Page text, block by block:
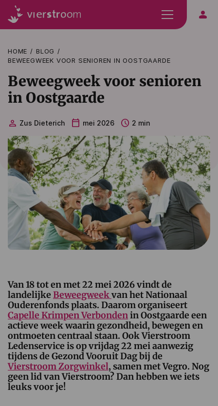
person
HOME
BLOG
BEWEEGWEEK VOOR SENIOREN IN OOSTGAARDE
Beweegweek voor senioren
in Oostgaarde
person Zus Dieterich calendar_today mei 2026 schedule 2 min
Van 18 tot en met 22 mei 2026 vindt de
landelijke Beweegweekvan het Nationaal
Ouderenfonds plaats. Daarom organiseert
Capelle Krimpen Verbondenin Oostgaarde een
actieve week waarin gezondheid, bewegen en
ontmoeten centraal staan. Ook Vierstroom
Ledenservice is op vrijdag 22 mei aanwezig
tijdens de Gezond Vooruit Dag bij de
Vierstroom Zorgwinkel, samen met Vegro. Nog
geen lid van Vierstroom? Dan hebben we iets
leuks voor je!